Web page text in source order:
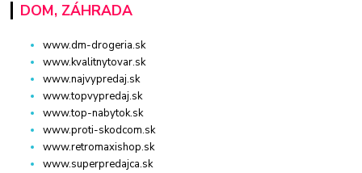
DOM, ZÁHRADA
www.dm-drogeria.sk
www.kvalitnytovar.sk
www.najvypredaj.sk
www.topvypredaj.sk
www.top-nabytok.sk
www.proti-skodcom.sk
www.retromaxishop.sk
www.superpredajca.sk